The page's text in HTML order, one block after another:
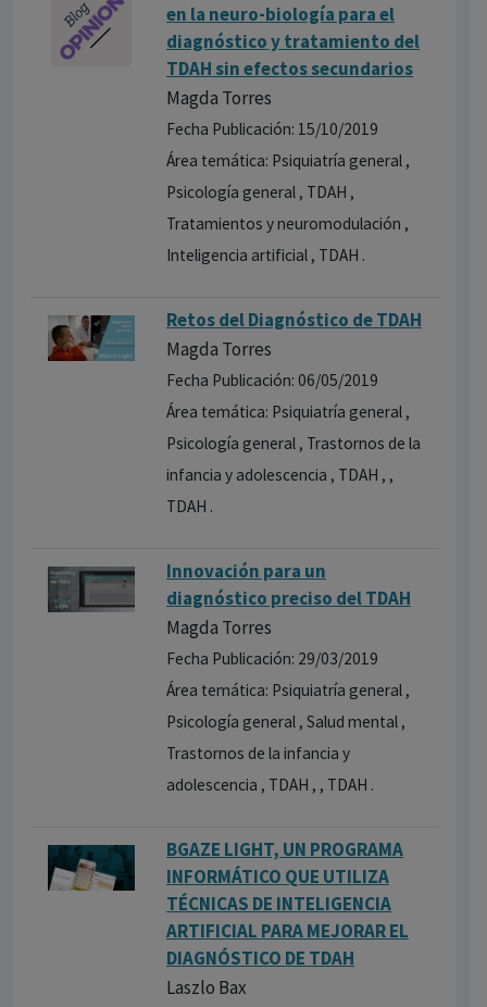
en la neuro-biología para el
diagnóstico y tratamiento del
TDAH sin efectos secundarios
Magda Torres
Fecha Publicación: 15/10/2019
Área temática: Psiquiatría general ,
Psicología general , TDAH ,
Tratamientos y neuromodulación ,
Inteligencia artificial , TDAH .
Retos del Diagnóstico de TDAH
Magda Torres
Fecha Publicación: 06/05/2019
Área temática: Psiquiatría general ,
Psicología general , Trastornos de la
infancia y adolescencia , TDAH , ,
TDAH .
Innovación para un
diagnóstico preciso del TDAH
Magda Torres
Fecha Publicación: 29/03/2019
Área temática: Psiquiatría general ,
Psicología general , Salud mental ,
Trastornos de la infancia y
adolescencia , TDAH , , TDAH .
BGAZE LIGHT, UN PROGRAMA
INFORMÁTICO QUE UTILIZA
TÉCNICAS DE INTELIGENCIA
ARTIFICIAL PARA MEJORAR EL
DIAGNÓSTICO DE TDAH
Laszlo Bax